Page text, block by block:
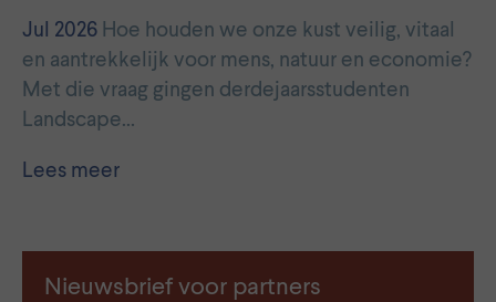
Jul 2026 Hoe houden we onze kust veilig, vitaal
en aantrekkelijk voor mens, natuur en economie?
Met die vraag gingen derdejaarsstudenten
Landscape…
Lees meer
Nieuwsbrief voor partners